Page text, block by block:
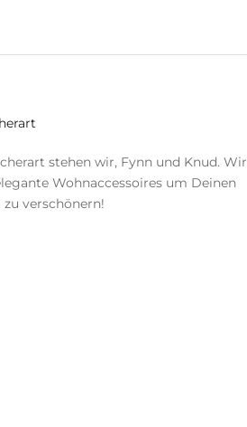
stehen wir, Fynn und Knud. Wir
Wohnaccessoires um Deinen
verschönern!